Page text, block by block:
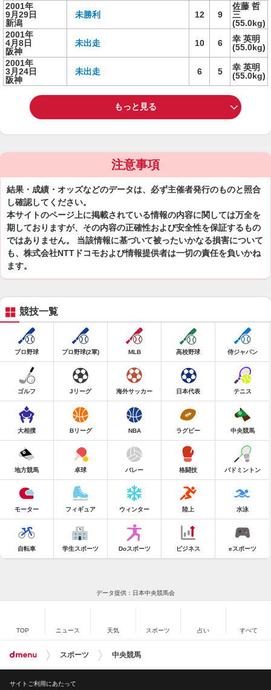
2001年
9月29日
新潟
未勝利 12 9
佐藤 哲
三
(55.0kg)
2001年
4月8日
阪神
未出走 10 6
幸 英明
(55.0kg)
2001年
3月24日
阪神
未出走 6 5
幸 英明
(55.0kg)
もっと見る
注意事項
結果・成績・オッズなどのデータは、必ず主催者発行のものと照合
し確認してください。
本サイトのページ上に掲載されている情報の内容に関しては万全を
期しておりますが、その内容の正確性および安全性を保証するもの
ではありません。 当該情報に基づいて被ったいかなる損害について
も、株式会社NTTドコモおよび情報提供者は一切の責任を負いかね
ます。
競技一覧
プロ野球 プロ野球(2軍) MLB 高校野球 侍ジャパン
ゴルフ Jリーグ 海外サッカー 日本代表 テニス
大相撲 Bリーグ NBA ラグビー 中央競馬
地方競馬 卓球 バレー 格闘技 バドミントン
モーター フィギュア ウィンター 陸上 水泳
自転車 学生スポーツ Doスポーツ ビジネス eスポーツ
データ提供：日本中央競馬会
TOP ニュース 天気 スポーツ 占い すべて
スポーツ 中央競馬
サイトご利用にあたって